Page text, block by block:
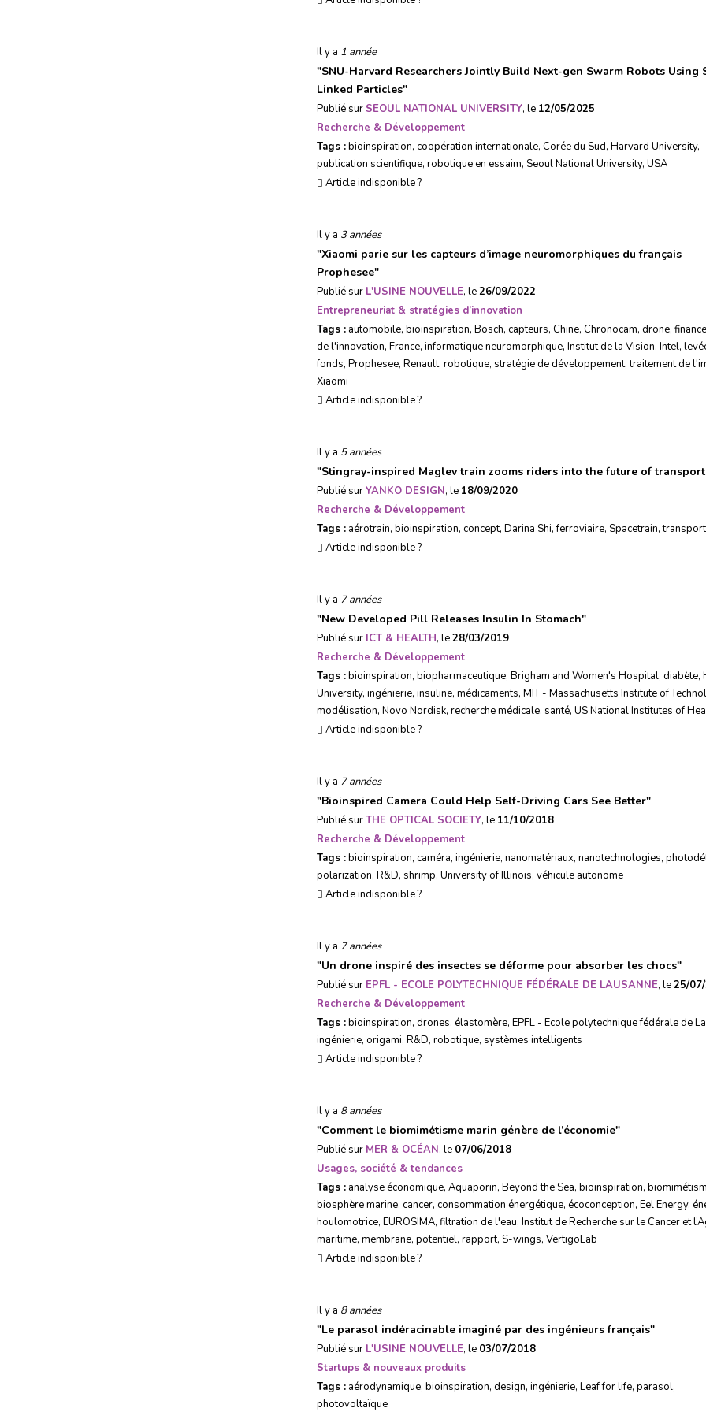
Il y a 1 année
"SNU-Harvard Researchers Jointly Build Next-gen Swarm Robots Using
Linked Particles"
Publié sur SEOUL NATIONAL UNIVERSITY, le 12/05/2025
Recherche & Développement
Tags :bioinspiration, coopération internationale, Corée du Sud, Harvard University,
publication scientifique, robotique en essaim, Seoul National University, USA
Article indisponible ?
Il y a 3 années
"Xiaomi parie sur les capteurs d’image neuromorphiques du français
Prophesee"
Publié sur L'USINE NOUVELLE, le26/09/2022
Entrepreneuriat & stratégies d’innovation
Tags : automobile, bioinspiration, Bosch, capteurs, Chine, Chronocam, drone,
de l'innovation, France, informatique neuromorphique, Institut de la Vision, Intel,
fonds, Prophesee, Renault, robotique, stratégie de développement,traitement de
Xiaomi
Article indisponible ?
Il y a 5 années
"Stingray-inspired Maglev train zooms riders into the future of
Publié surYANKO DESIGN, le 18/09/2020
Recherche & Développement
Tags : aérotrain, bioinspiration, concept, Darina Shi,ferroviaire, Spacetrain,
Article indisponible ?
Il y a 7 années
"New Developed Pill Releases Insulin In Stomach"
Publié sur ICT & HEALTH, le28/03/2019
Recherche & Développement
Tags :bioinspiration, biopharmaceutique, Brigham and Women's Hospital, diabète,
University, ingénierie, insuline, médicaments, MIT - Massachusetts Institute of
modélisation, Novo Nordisk, recherche médicale, santé, US National Institutes of
Article indisponible ?
Il y a 7 années
"Bioinspired Camera Could Help Self-Driving Cars See Better"
Publié surTHE OPTICAL SOCIETY, le 11/10/2018
Recherche & Développement
Tags :bioinspiration, caméra, ingénierie, nanomatériaux, nanotechnologies,
polarization, R&D, shrimp, University of Illinois, véhicule autonome
Article indisponible ?
Il y a 7 années
"Un drone inspiré des insectes se déforme pour absorber les chocs"
Publié sur EPFL - ECOLE POLYTECHNIQUE FÉDÉRALE DE LAUSANNE, le25/
Recherche & Développement
Tags :bioinspiration, drones, élastomère, EPFL - Ecole polytechnique fédérale de
ingénierie, origami, R&D, robotique, systèmes intelligents
Article indisponible ?
Il y a 8 années
"Comment le biomimétisme marin génère de l’économie"
Publié sur MER & OCÉAN, le 07/06/2018
Usages, société & tendances
Tags : analyse économique, Aquaporin, Beyond the Sea, bioinspiration,
biosphère marine, cancer, consommation énergétique, écoconception, Eel Energy,
houlomotrice, EUROSIMA, filtration de l'eau, Institut de Recherche sur le Cancer et
maritime, membrane, potentiel, rapport, S-wings, VertigoLab
Article indisponible ?
Il y a 8 années
"Le parasol indéracinable imaginé par des ingénieurs français"
Publié sur L'USINE NOUVELLE, le 03/07/2018
Startups & nouveaux produits
Tags : aérodynamique, bioinspiration, design, ingénierie, Leaf for life, parasol,
photovoltaïque